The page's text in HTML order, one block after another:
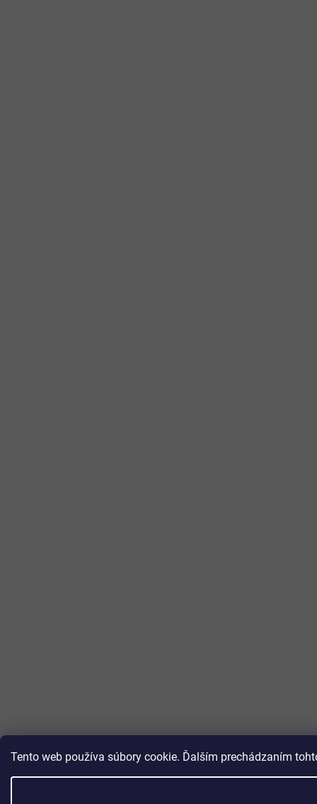
Tento web používa súbory cookie. Ďalším prechádzaním